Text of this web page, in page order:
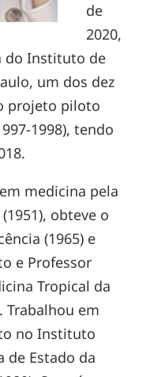
de
2020,
do Instituto de
um dos dez
projeto piloto
1998), tendo
medicina pela
obteve o
(1965) e
e Professor
Tropical da
Trabalhou em
no Instituto
de Estado da